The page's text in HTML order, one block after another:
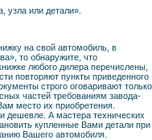
узла или детали».
на свой автомобиль, в
то обнаружите, что
любого дилера перечислены,
повторяют пункты приведенного
строго оговаривают только
частей требованиям завода-
место их приобретения.
дешевле. А мастера технических
купленные Вами детали при
Вашего автомобиля.